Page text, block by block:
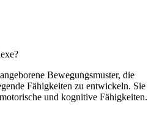
Bewegungsmuster, die
Fähigkeiten zu entwickeln. Sie
und kognitive Fähigkeiten.